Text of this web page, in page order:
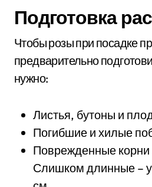
Подготовка
Чтобы розы при посадке
предварительно
нужно:
Листья, бутоны и
Погибшие и хилые
Поврежденные корни
Слишком длинные –